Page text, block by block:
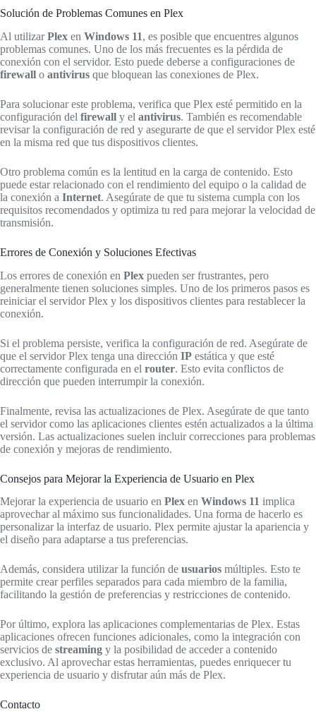
Solución de Problemas Comunes en Plex
Al utilizarPlex en Windows 11, es posible que encuentres algunos
problemas comunes. Uno de los más frecuentes es la pérdida de
conexión con el servidor. Esto puede deberse a configuraciones de
firewall o antivirus que bloquean las conexiones de Plex.
Para solucionar este problema, verifica que Plex esté permitido en la
configuración del firewall y el antivirus. También es recomendable
revisar la configuración de red y asegurarte de que el servidor Plex esté
en la misma red que tus dispositivos clientes.
Otro problema común es la lentitud en la carga de contenido. Esto
puede estar relacionado con el rendimiento del equipo o la calidad de
la conexión a Internet. Asegúrate de que tu sistema cumpla con los
requisitos recomendados y optimiza tu red para mejorar la velocidad de
transmisión.
Errores de Conexión y Soluciones Efectivas
Los errores de conexión en Plex pueden ser frustrantes, pero
generalmente tienen soluciones simples. Uno de los primeros pasos es
reiniciar el servidor Plex y los dispositivos clientes para restablecer la
conexión.
Si el problema persiste, verifica la configuración de red. Asegúrate de
que el servidor Plex tenga una dirección IP estática y que esté
correctamente configurada en el router. Esto evita conflictos de
dirección que pueden interrumpir la conexión.
Finalmente, revisa las actualizaciones de Plex. Asegúrate de que tanto
el servidor como las aplicaciones clientes estén actualizados a la última
versión. Las actualizaciones suelen incluir correcciones para problemas
de conexión y mejoras de rendimiento.
Consejos para Mejorar la Experiencia de Usuario en Plex
Mejorar la experiencia de usuario en Plex en Windows 11 implica
aprovechar al máximo sus funcionalidades. Una forma de hacerlo es
personalizar la interfaz de usuario. Plex permite ajustar la apariencia y
el diseño para adaptarse a tus preferencias.
Además, considera utilizar la función de usuarios múltiples. Esto te
permite crear perfiles separados para cada miembro de la familia,
facilitando la gestión de preferencias y restricciones de contenido.
Por último, explora las aplicaciones complementarias de Plex. Estas
aplicaciones ofrecen funciones adicionales, como la integración con
servicios de streaming y la posibilidad de acceder a contenido
exclusivo. Al aprovechar estas herramientas, puedes enriquecer tu
experiencia de usuario y disfrutar aún más de Plex.
Contacto